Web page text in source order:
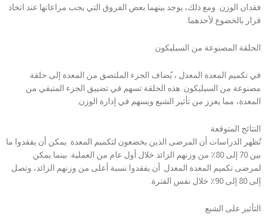
فقدان الوزن. ومع ذلك، يوجد بينهما بعض الفروق التي يجب مراعاتها عند اتخاذ
قرار بالخضوع لأحدهما.
الحلقة المصنوعة من السيليكون
في تكميم المعدة المعدل ، يُضاف الجزء الملتصق من المعدة إلى حلقة
مصنوعة من السيليكون. هذه الحلقة تسهم في تضييق الجزء المتبقي من
المعدة، مما يعزز من تأثير الشبع ويسهم في إدارة الوزن.
النتائج المتوقعة
تُظهر الدراسات أن المرضى الذين يخضعون لتكميم المعدة يمكن أن يفقدوا ما
بين 70 إلى 80٪ من وزنهم الزائد خلال أول عام من العملية. بينما يمكن
لمرضى تكميم المعدة المعدل أن يفقدوا نسبة أعلى من وزنهم الزائد، وتصل
إلى 80 إلى 90٪ خلال نفس الفترة.
التأثير على الشبع